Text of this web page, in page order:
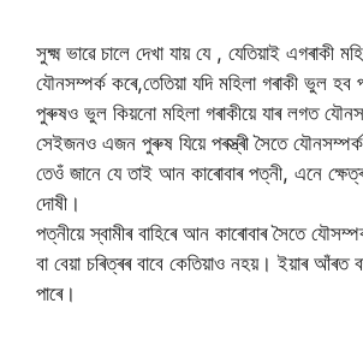
সুক্ষ্ম ভাৱে চালে দেখা যায় যে , যেতিয়াই এগৰাকী
যৌনসম্পৰ্ক কৰে,তেতিয়া যদি মহিলা গৰাকী ভুল হব
পুৰুষ‌ও ভুল কিয়নো মহিলা গৰাকীয়ে যাৰ লগত
সেইজন‌ও এজন পুৰুষ যিয়ে পৰস্ত্ৰী সৈতে
তেওঁ জানে যে তাই আন কাৰোবাৰ পত্নী, এনে
দোষী।
পত্নীয়ে স্বামীৰ বাহিৰে আন কাৰোবাৰ সৈতে
বা বেয়া চৰিত্ৰৰ বাবে কেতিয়াও নহয়। ইয়াৰ আঁৰত
পাৰে।